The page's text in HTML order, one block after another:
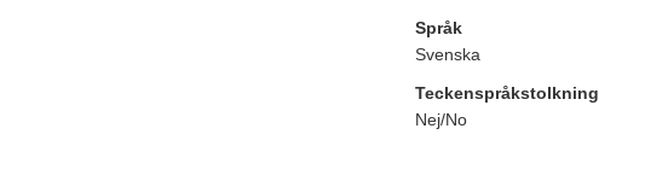
Språk
Svenska
Teckenspråkstolkning
Nej/No